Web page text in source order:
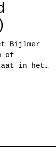
Bijlmer
of
in het